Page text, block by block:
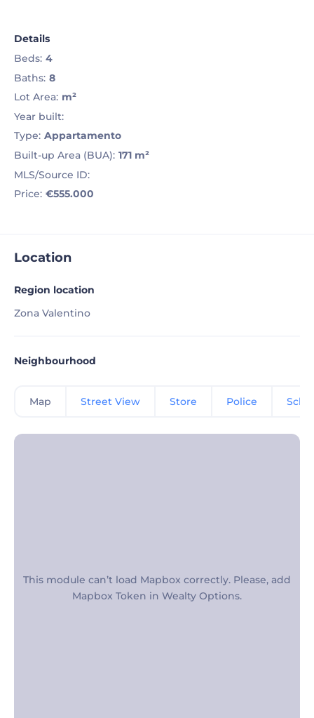
Details
Beds: 4
Baths: 8
Lot Area: m²
Year built:
Type: Appartamento
Built-up Area (BUA): 171 m²
MLS/Source ID:
Price: €555.000
Location
Region location
Zona Valentino
Neighbourhood
Map Street View Store Police
This module can’t load Mapbox correctly. Please, add
Mapbox Token in Wealty Options.